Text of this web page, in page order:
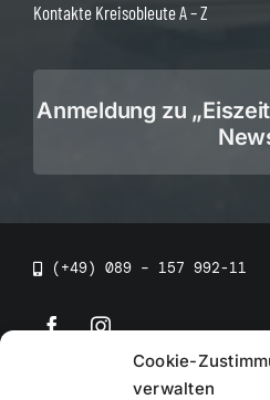
Cookie-
verwalten
Kontakte Kreisobleute A – Z
Anmeldung zu
(+49) 089 – 157 992-11
• BEV